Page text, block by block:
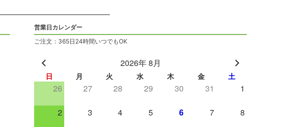
営業日カレンダー
ご注文：365日24時間いつでもOK
2026年 8月
日 月 火 水 木 金 土
26 27 28 29 30 31 1
2 3 4 5 6 7 8